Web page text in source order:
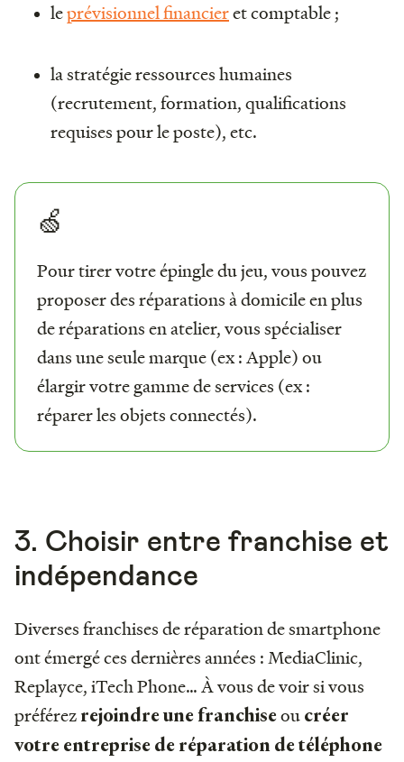
leprévisionnel financieret comptable ;
la stratégie ressources humaines
(recrutement, formation, qualifications
requises pour le poste), etc.
🍏
Pour tirer votre épingle du jeu, vous pouvez
proposer des réparations à domicile en plus
de réparations en atelier, vous spécialiser
dans une seule marque (ex : Apple) ou
élargir votre gamme de services (ex :
réparer les objets connectés).
3. Choisir entre franchise et
indépendance
Diverses franchises de réparation de smartphone
ont émergé ces dernières années : MediaClinic,
Replayce, iTech Phone… À vous de voir si vous
préférez rejoindre une franchiseou créer
votre entreprise de réparation de téléphone